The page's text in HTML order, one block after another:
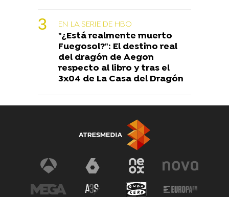
EN LA SERIE DE HBO
"¿Está realmente muerto
Fuegosol?": El destino real
del dragón de Aegon
respecto al libro y tras el
3x04 de La Casa del Dragón